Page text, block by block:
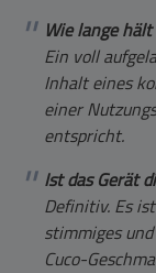
Wie lange
Ein voll
Inhalt eines
einer
entspricht.
Ist das Gerät
Definitiv. Es
stimmiges
Cuco-